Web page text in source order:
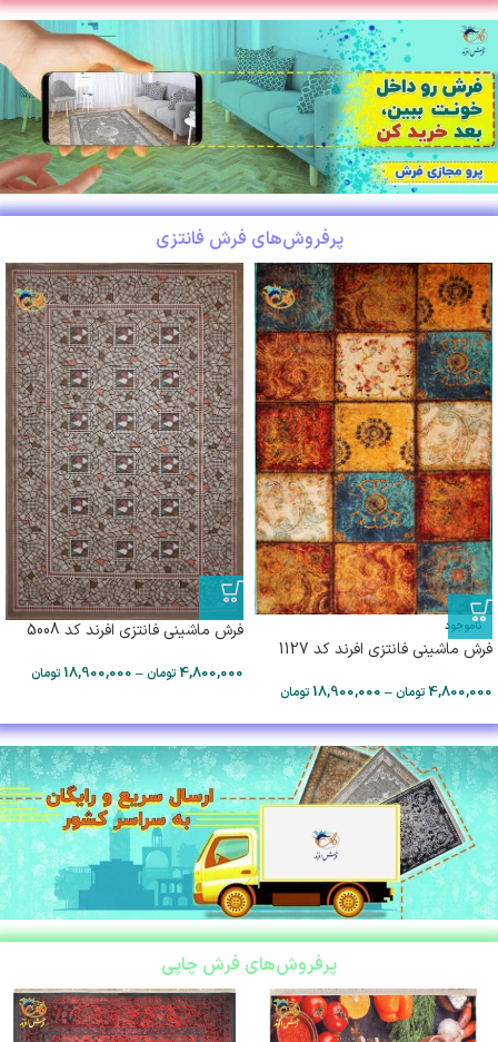
پرفروش‌های فرش فانتزی
ناموجود
فرش ماشینی فانتزی افرند کد 1127
4,800,000 تومان–
18,900,000 تومان
فرش ماشینی فانتزی افرند کد 5008
4,800,000 تومان–
18,900,000 تومان
پرفروش‌های فرش چاپی